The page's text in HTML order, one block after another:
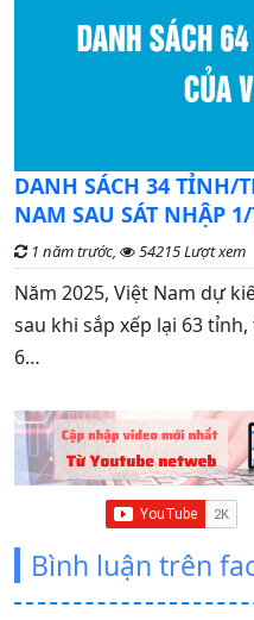
DANH SÁCH 34 TỈNH/
NAM SAU SÁT NHẬP
1 năm trước, 54215 Lượt xem
Năm 2025, Việt Nam dự
sau khi sắp xếp lại 63
6…
Bình luận trên